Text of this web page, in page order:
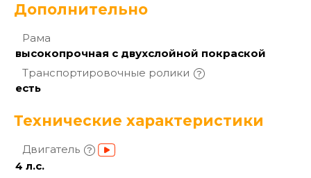
Дополнительно
Рама
высокопрочная с двухслойной покраской
Транспортировочные ролики
есть
Технические характеристики
Двигатель
4 л.с.